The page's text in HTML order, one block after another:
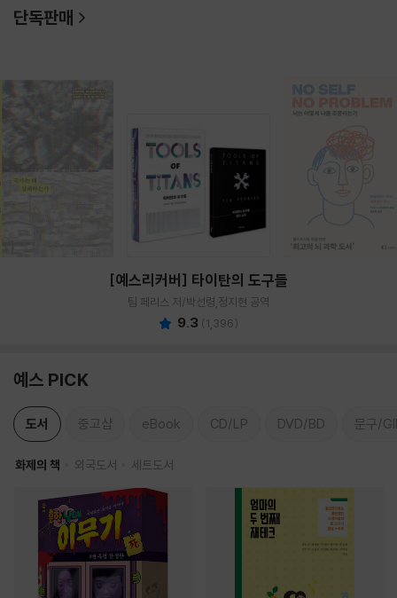
단독판매
[예스리커버] 타이탄의 도구들
팀 페리스 저/박선령,정지현 공역
9.3 (1,396)
예스 PICK
도서 중고샵 eBook CD/LP DVD/BD 문구/
화제의 책 외국도서 세트도서